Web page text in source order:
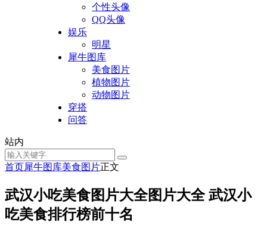
个性头像
QQ头像
娱乐
明星
犀牛图库
美食图片
植物图片
动物图片
穿搭
问答
站内
首页犀牛图库美食图片正文
武汉小吃美食图片大全图片大全 武汉小
吃美食排行榜前十名